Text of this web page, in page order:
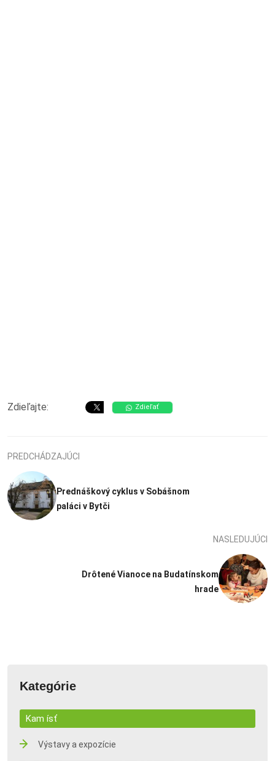
Zdieľajte: Zdieľať
PREDCHÁDZAJÚCI
Prednáškový cyklus v Sobášnom
paláci v Bytči
NASLEDUJÚCI
Drôtené Vianoce na Budatínskom
hrade
Kategórie
Kam ísť
Výstavy a expozície